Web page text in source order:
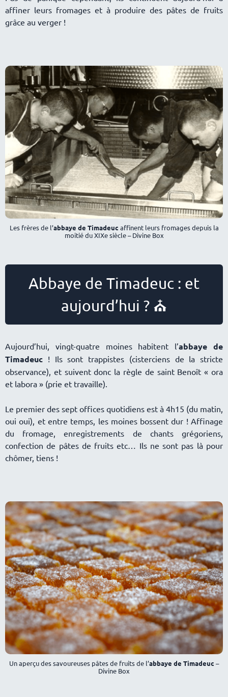
affiner leurs fromages et à produire des pâtes de fruits
grâce au verger !
Les frères de l’abbaye de Timadeuc affinent leurs fromages depuis la
moitié du XIXe siècle – Divine Box
Abbaye de Timadeuc : et
aujourd’hui ? ⛪
Aujourd’hui, vingt-quatre moines habitent l’abbaye de
Timadeuc ! Ils sont trappistes (cisterciens de la stricte
observance), et suivent donc la règle de saint Benoît « ora
et labora » (prie et travaille).
Le premier des sept offices quotidiens est à 4h15 (du matin,
oui oui), et entre temps, les moines bossent dur ! Affinage
du fromage, enregistrements de chants grégoriens,
confection de pâtes de fruits etc… Ils ne sont pas là pour
chômer, tiens !
Un aperçu des savoureuses pâtes de fruits de l’abbaye de Timadeuc –
Divine Box